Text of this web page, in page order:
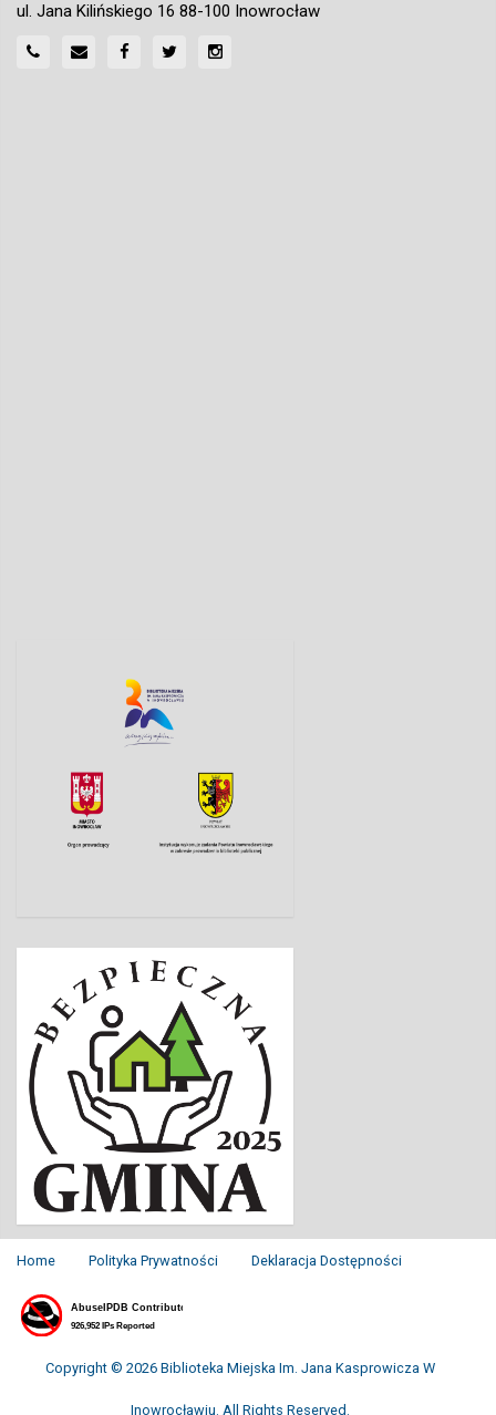
ul. Jana Kilińskiego 16 88-100 Inowrocław
Home Polityka Prywatności Deklaracja Dostępności
Copyright © 2026 Biblioteka Miejska Im. Jana Kasprowicza W
Inowrocławiu. All Rights Reserved.